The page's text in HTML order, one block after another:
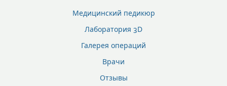
Медицинский педикюр
Лаборатория 3D
Галерея операций
Врачи
Отзывы